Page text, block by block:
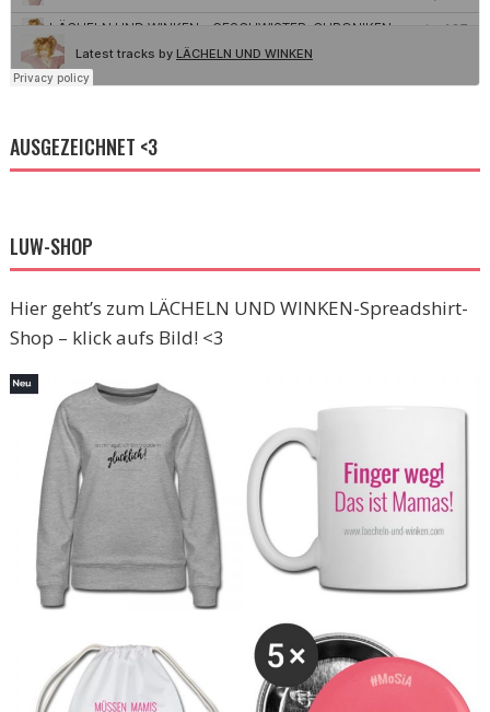
AUSGEZEICHNET <3
LUW-SHOP
Hier geht’s zum LÄCHELN UND WINKEN-Spreadshirt-
Shop – klick aufs Bild! <3